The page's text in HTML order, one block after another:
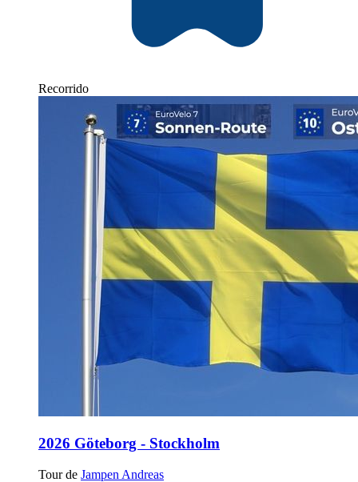
Recorrido
2026 Göteborg - Stockholm
Tour de Jampen Andreas